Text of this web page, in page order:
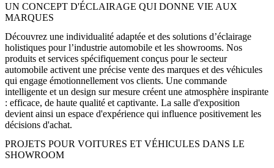
UN CONCEPT D'ÉCLAIRAGE QUI DONNE VIE AUX
MARQUES
Découvrez une individualité adaptée et des solutions d’éclairage
holistiques pour l’industrie automobile et les showrooms. Nos
produits et services spécifiquement conçus pour le secteur
automobile activent une précise vente des marques et des véhicules
qui engage émotionnellement vos clients. Une commande
intelligente et un design sur mesure créent une atmosphère inspirante
: efficace, de haute qualité et captivante. La salle d'exposition
devient ainsi un espace d'expérience qui influence positivement les
décisions d'achat.
PROJETS POUR VOITURES ET VÉHICULES DANS LE
SHOWROOM